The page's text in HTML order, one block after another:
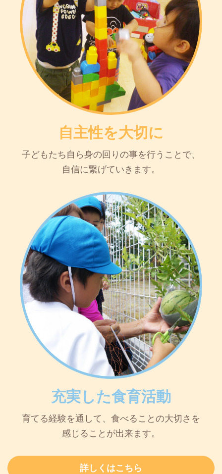
自主性を大切に
子どもたち自ら身の回りの事を行うことで、
自信に繋げていきます。
充実した食育活動
育てる経験を通して、食べることの大切さを
感じることが出来ます。
詳しくはこちら